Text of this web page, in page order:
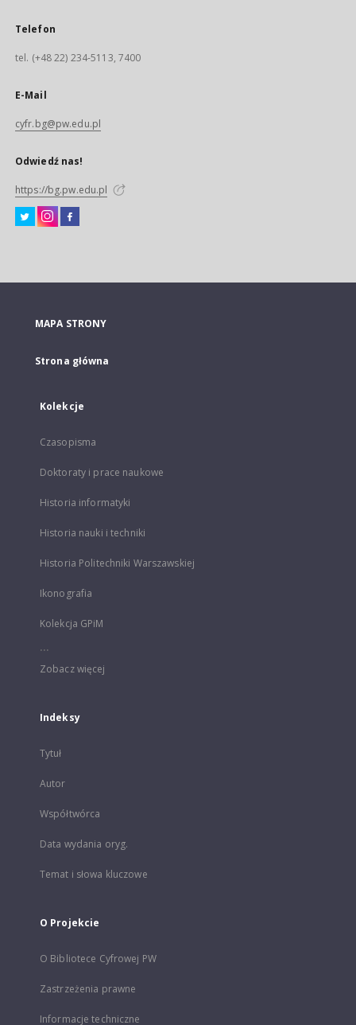
Telefon
tel. (+48 22) 234-5113, 7400
E-Mail
cyfr.bg@pw.edu.pl
Odwiedź nas!
https://bg.pw.edu.pl
MAPA STRONY
Strona główna
Kolekcje
Czasopisma
Doktoraty i prace naukowe
Historia informatyki
Historia nauki i techniki
Historia Politechniki Warszawskiej
Ikonografia
Kolekcja GPiM
...
Zobacz więcej
Indeksy
Tytuł
Autor
Współtwórca
Data wydania oryg.
Temat i słowa kluczowe
O Projekcie
O Bibliotece Cyfrowej PW
Zastrzeżenia prawne
Informacje techniczne